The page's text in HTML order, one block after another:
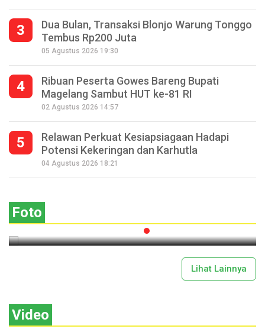
3
Dua Bulan, Transaksi Blonjo Warung Tonggo
Tembus Rp200 Juta
05 Agustus 2026 19:30
4
Ribuan Peserta Gowes Bareng Bupati
Magelang Sambut HUT ke-81 RI
02 Agustus 2026 14:57
5
Relawan Perkuat Kesiapsiagaan Hadapi
Potensi Kekeringan dan Karhutla
04 Agustus 2026 18:21
Foto
Seperempat Abad Perhelatan Festival
Lima Gunung XXV Kobarkan Semangat
Lihat Lainnya
Video